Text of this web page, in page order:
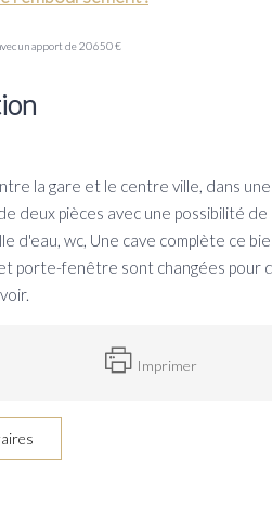
un apport de 20 650 €
la gare et le centre ville, dans
deux pièces avec une possibilité
d'eau, wc, Une cave complète ce
porte-fenêtre sont changées pour
Imprimer